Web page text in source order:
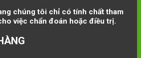
chúng tôi chỉ có tính chất tham
việc chẩn đoán hoặc điều trị.